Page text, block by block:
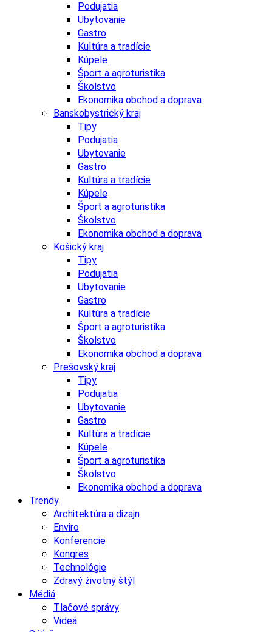
Podujatia
Ubytovanie
Gastro
Kultúra a tradície
Kúpele
Šport a agroturistika
Školstvo
Ekonomika obchod a doprava
Banskobystrický kraj
Tipy
Podujatia
Ubytovanie
Gastro
Kultúra a tradície
Kúpele
Šport a agroturistika
Školstvo
Ekonomika obchod a doprava
Košický kraj
Tipy
Podujatia
Ubytovanie
Gastro
Kultúra a tradície
Šport a agroturistika
Školstvo
Ekonomika obchod a doprava
Prešovský kraj
Tipy
Podujatia
Ubytovanie
Gastro
Kultúra a tradície
Kúpele
Šport a agroturistika
Školstvo
Ekonomika obchod a doprava
Trendy
Architektúra a dizajn
Enviro
Konferencie
Kongres
Technológie
Zdravý životný štýl
Médiá
Tlačové správy
Videá